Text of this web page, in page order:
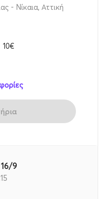
- Νίκαια, Αττική
10€
16/9